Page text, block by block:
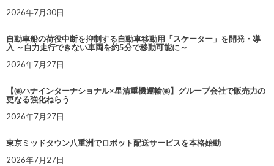
2026年7月30日
自動車船の荷役中断を抑制する自動車移動用「スケーター」を開発・導
入 ～自力走行できない車両を約5分で移動可能に～
2026年7月27日
【㈱ハナインターナショナル×星清重機運輸㈱】グループ会社で販売力の
更なる強化ねらう
2026年7月27日
東京ミッドタウン八重洲でロボット配送サービスを本格始動
2026年7月27日